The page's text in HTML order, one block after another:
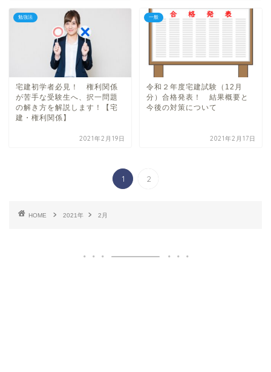
勉強法
宅建初学者必見！ 権利関係
が苦手な受験生へ、択一問題
の解き方を解説します！【宅
建・権利関係】
2021年2月19日
一般
令和２年度宅建試験（12月
分）合格発表！ 結果概要と
今後の対策について
2021年2月17日
1 2
HOME 2021年 2月